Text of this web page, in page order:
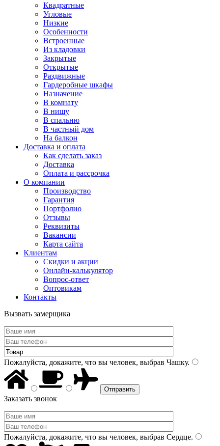
Квадратные
Угловые
Низкие
Особенности
Встроенные
Из кладовки
Закрытые
Открытые
Раздвижные
Гардеробные шкафы
Назначение
В комнату
В нишу
В спальню
В частный дом
На балкон
Доставка и оплата
Как сделать заказ
Доставка
Оплата и рассрочка
О компании
Производство
Гарантия
Портфолио
Отзывы
Реквизиты
Вакансии
Карта сайта
Клиентам
Скидки и акции
Онлайн-калькулятор
Вопрос-ответ
Оптовикам
Контакты
Вызвать замерщика
Пожалуйста, докажите, что вы человек, выбрав Чашку.
Заказать звонок
Пожалуйста, докажите, что вы человек, выбрав Сердце.